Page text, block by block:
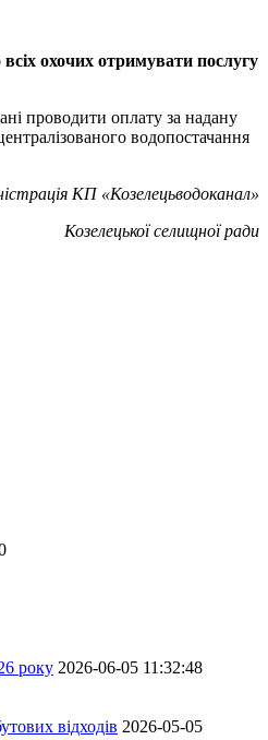
охочих отримувати послугу
проводити оплату за надану
водопостачання
КП «Козелецьводоканал»
Козелецької селищної ради
року 2026-06-05 11:32:48
відходів 2026-05-05